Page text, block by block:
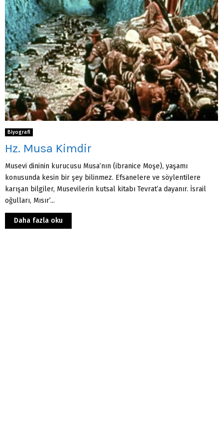
Biyografi
Hz. Musa Kimdir
Musevi dininin kurucusu Musa’nın (ibranice Moşe), yaşamı
konusunda kesin bir şey bilinmez. Efsanelere ve söylentilere
karışan bilgiler, Musevilerin kutsal kitabı Tevrat’a dayanır. İsrail
oğulları, Mısır’...
Daha fazla oku